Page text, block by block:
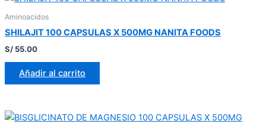
Aminoacidos
SHILAJIT 100 CAPSULAS X 500MG NANITA FOODS
S/ 55.00
Añadir al carrito